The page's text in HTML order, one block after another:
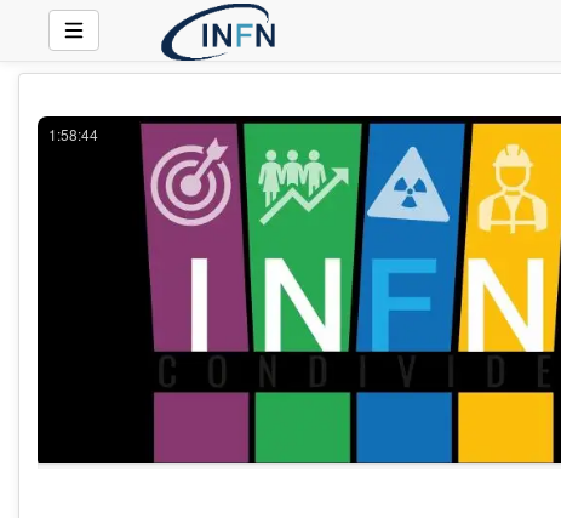
1:58:44